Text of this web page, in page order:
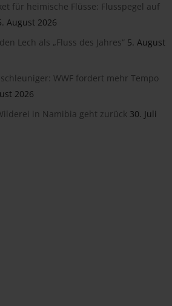
für heimische Flüsse: Flusspegel auf
August 2026
Lech als „Fluss des Jahres“ 5. August
WWF fordert mehr Tempo
2026
in Namibia geht zurück 30. Juli